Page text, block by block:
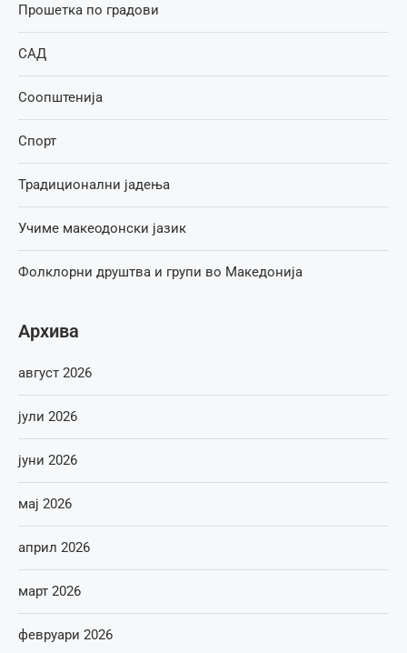
Прошетка по градови
САД
Соопштенија
Спорт
Традиционални јадења
Учиме макеодонски јазик
Фолклорни друштва и групи во Македонија
Архива
август 2026
јули 2026
јуни 2026
мај 2026
април 2026
март 2026
февруари 2026